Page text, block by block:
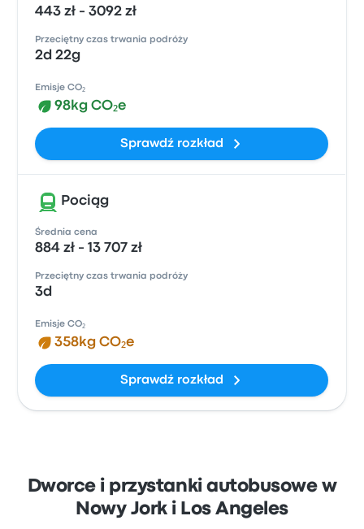
443 zł - 3092 zł
Przeciętny czas trwania podróży
2d 22g
Emisje CO₂
98kg CO₂e
Sprawdź rozkład
Pociąg
Średnia cena
884 zł - 13 707 zł
Przeciętny czas trwania podróży
3d
Emisje CO₂
358kg CO₂e
Sprawdź rozkład
Dworce i przystanki autobusowe w
Nowy Jork i Los Angeles